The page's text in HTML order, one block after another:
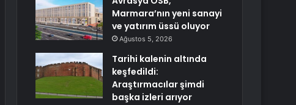
Marmara’nın yeni sanayi
ve yatırım üssü oluyor
Ağustos 5, 2026
Tarihi kalenin altında
keşfedildi:
Araştırmacılar şimdi
başka izleri arıyor